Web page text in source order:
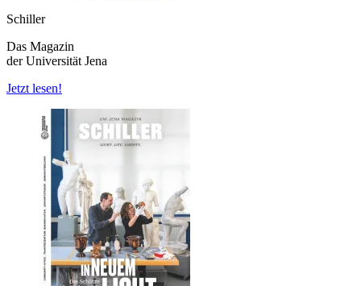
Schiller
Das Magazin
der Universität Jena
Jetzt lesen!